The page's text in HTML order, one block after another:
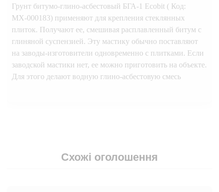
Грунт битумо-глино-асбестовый БГА-1 Ecobit ( Код:
МХ-000183) применяют для крепления стеклянных
плиток. Получают ее, смешивая расплавленный битум с
глиняной суспензией. Эту мастику обычно поставляют
на заводы-изготовители одновременно с плитками. Если
заводской мастики нет, ее можно приготовить на объекте.
Для этого делают водную глино-асбестовую смесь
Схожі оголошення